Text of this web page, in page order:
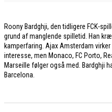
Roony Bardghji, den tidligere FCK-
grund af manglende spilletid. Han
kamperfaring. Ajax Amsterdam
interesse, men Monaco, FC Porto,
Marseille følger også med. Bardghji
Barcelona.